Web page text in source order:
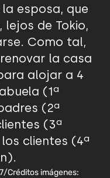
esposa, que
de Tokio,
Como tal,
la casa
alojar a 4
(1ª
(2ª
(3ª
clientes (4ª
/Créditos imágenes: